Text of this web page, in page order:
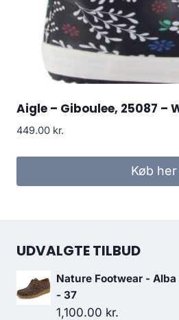
Aigle – Giboulee, 25087 –
449.00 kr.
Køb her
UDVALGTE TILBUD
Nature Footwear -
- 37
1,100.00 kr.